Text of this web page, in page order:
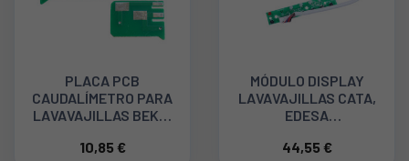
PLACA PCB
CAUDALÍMETRO PARA
LAVAVAJILLAS BEKO,
10,85 €
MÓDULO DISPLAY
LAVAVAJILLAS CATA,
EDESA
44,55 €